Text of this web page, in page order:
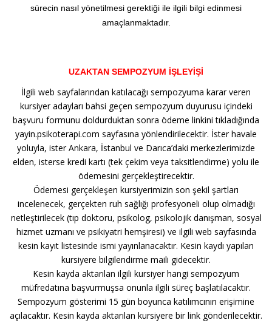
sürecin nasıl yönetilmesi gerektiği ile ilgili bilgi edinmesi
amaçlanmaktadır.
UZAKTAN SEMPOZYUM İŞLEYİŞİ
İlgili web sayfalarından katılacağı sempozyuma karar veren
kursiyer adayları bahsi geçen sempozyum duyurusu içindeki
başvuru formunu doldurduktan sonra ödeme linkini tıkladığında
yayin.psikoterapi.com sayfasına yönlendirilecektir. İster havale
yoluyla, ister Ankara, İstanbul ve Darıca’daki merkezlerimizde
elden, isterse kredi kartı (tek çekim veya taksitlendirme) yolu ile
ödemesini gerçekleştirecektir.
Ödemesi gerçekleşen kursiyerimizin son şekil şartları
incelenecek, gerçekten ruh sağlığı profesyoneli olup olmadığı
netleştirilecek (tıp doktoru, psikolog, psikolojik danışman, sosyal
hizmet uzmanı ve psikiyatri hemşiresi) ve ilgili web sayfasında
kesin kayıt listesinde ismi yayınlanacaktır. Kesin kaydı yapılan
kursiyere bilgilendirme maili gidecektir.
Kesin kayda aktarılan ilgili kursiyer hangi sempozyum
müfredatına başvurmuşsa onunla ilgili süreç başlatılacaktır.
Sempozyum gösterimi 15 gün boyunca katılımcının erişimine
açılacaktır. Kesin kayda aktarılan kursiyere bir link gönderilecektir.